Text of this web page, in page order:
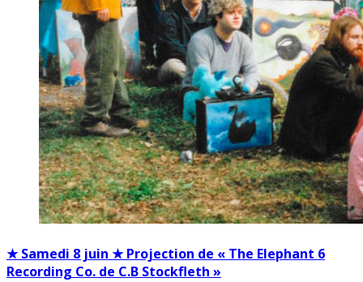
★ Samedi 8 juin ★ Projection de « The Elephant 6
Recording Co. de C.B Stockfleth »